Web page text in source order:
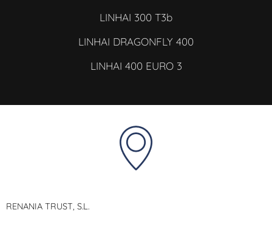
LINHAI 300 T3b
LINHAI DRAGONFLY 400
LINHAI 400 EURO 3
RENANIA TRUST, S.L.